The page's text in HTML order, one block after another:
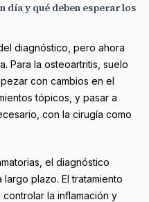
día y qué deben esperar los
diagnóstico, pero ahora
Para la osteoartritis, suelo
con cambios en el
tópicos, y pasar a
con la cirugía como
el diagnóstico
plazo. El tratamiento
la inflamación y